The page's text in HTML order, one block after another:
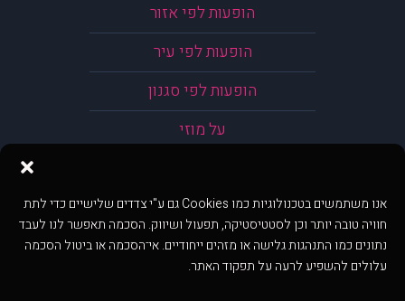
אנו משתמשים בטכנולוגיות כמו Cookies גם ע"י צדדים שלישיים כדי לתת
חוויה טובה יותר וכן לסטטיסטיקה, תפעול ושיווק. הסכמה תאפשר לנו לעבד
נתונים כמו התנהגות גלישה או מזהים ייחודיים. אי־הסכמה או ביטול הסכמה
עלולים להשפיע לרעה על תפקוד האתר.
הופעות לפי אזור
הופעות לפי עיר
הופעות לפי סגנון
על מוזי